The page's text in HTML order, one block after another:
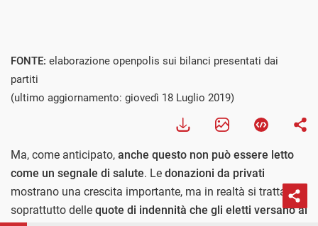
FONTE: elaborazione openpolis sui bilanci presentati dai
partiti
(ultimo aggiornamento: giovedì 18 Luglio 2019)
Ma, come anticipato, anche questo non può essere letto
come un segnale di salute. Le donazioni da privati
mostrano una crescita importante, ma in realtà si tratta
soprattutto delle quote di indennità che gli eletti versano ai